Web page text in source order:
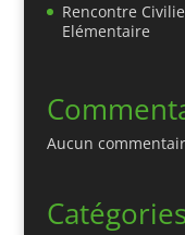
Rencontre
Elémentaire
Aucun
Catégories